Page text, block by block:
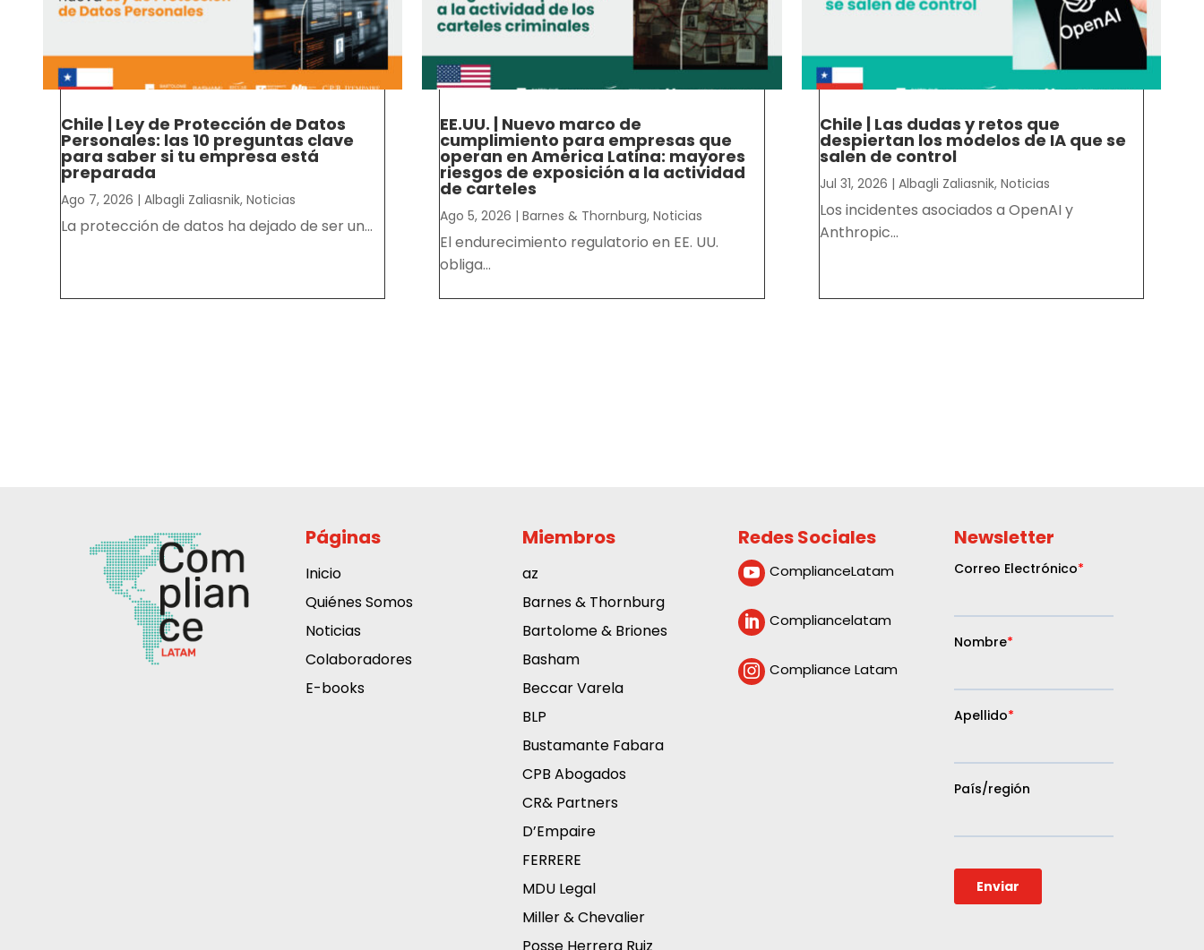
Chile | Ley de Protección de Datos
Personales: las 10 preguntas clave
para saber si tu empresa está
preparada
Ago 7, 2026 |Albagli Zaliasnik,Noticias
La protección de datos ha dejado de ser un...
EE.UU. | Nuevo marco de
cumplimiento para empresas que
operan en América Latina: mayores
riesgos de exposición a la actividad
de carteles
Ago 5, 2026 |Barnes & Thornburg,Noticias
El endurecimiento regulatorio en EE. UU.
obliga...
Chile | Las dudas y retos que
despiertan los modelos de IA que se
salen de control
Jul 31, 2026 | Albagli Zaliasnik, Noticias
Los incidentes asociados a OpenAI y
Anthropic...
Páginas
Inicio
Quiénes Somos
Noticias
Colaboradores
E-books
Miembros
az
Barnes & Thornburg
Bartolome & Briones
Basham
Beccar Varela
BLP
Bustamante Fabara
CPB Abogados
CR& Partners
D’Empaire
FERRERE
MDU Legal
Miller & Chevalier
Redes Sociales
 ComplianceLatam
 Compliancelatam
 Compliance Latam
Newsletter